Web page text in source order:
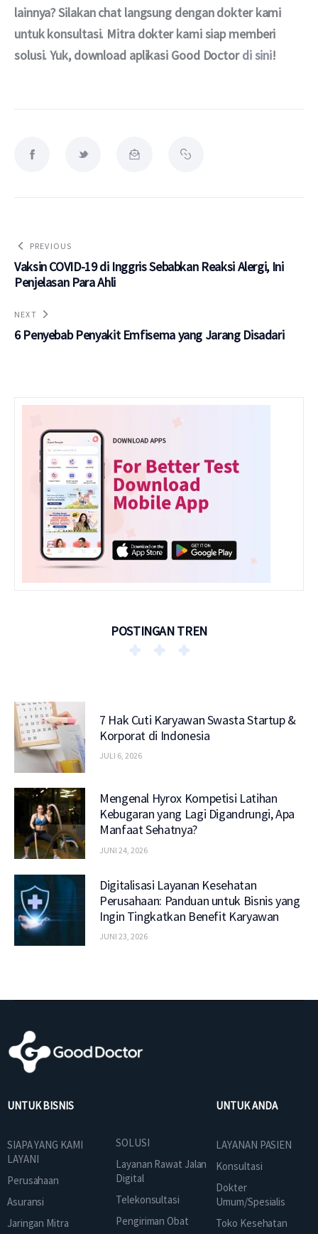
lainnya? Silakan chat langsung dengan dokter kami
untuk konsultasi. Mitra dokter kami siap memberi
solusi. Yuk, download aplikasi Good Doctor di sini!
PREVIOUS
Vaksin COVID-19 di Inggris Sebabkan Reaksi Alergi, Ini
Penjelasan Para Ahli
NEXT
6 Penyebab Penyakit Emfisema yang Jarang Disadari
POSTINGAN TREN
7 Hak Cuti Karyawan Swasta Startup &
Korporat di Indonesia
JULI 6, 2026
Mengenal Hyrox Kompetisi Latihan
Kebugaran yang Lagi Digandrungi, Apa
Manfaat Sehatnya?
JUNI 24, 2026
Digitalisasi Layanan Kesehatan
Perusahaan: Panduan untuk Bisnis yang
Ingin Tingkatkan Benefit Karyawan
JUNI 23, 2026
UNTUK BISNIS
SIAPA YANG KAMI
LAYANI
Perusahaan
Asuransi
Jaringan Mitra
SOLUSI
Layanan Rawat Jalan
Digital
Telekonsultasi
Pengiriman Obat
UNTUK ANDA
LAYANAN PASIEN
Konsultasi
Dokter
Umum/Spesialis
Toko Kesehatan